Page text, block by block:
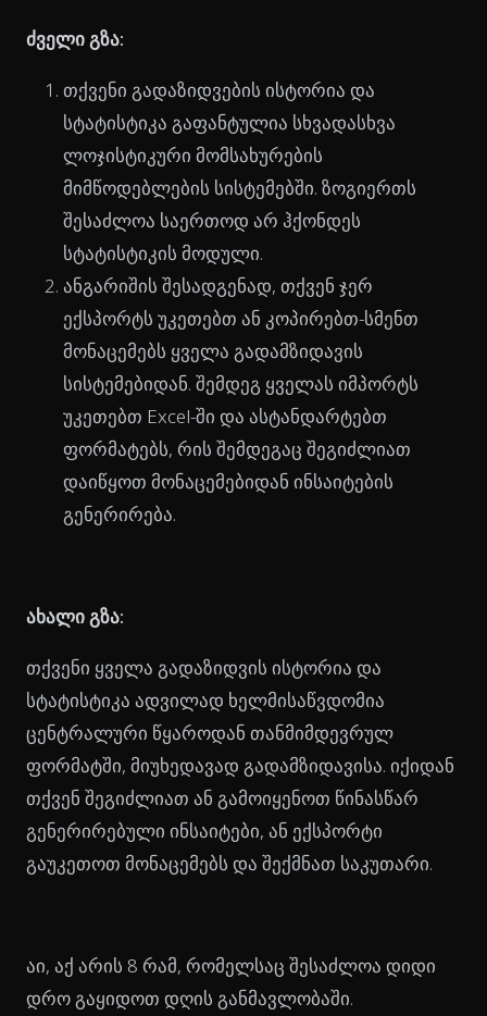
ძველი გზა:
თქვენი გადაზიდვების ისტორია და
სტატისტიკა გაფანტულია სხვადასხვა
ლოჯისტიკური მომსახურების
მიმწოდებლების სისტემებში. ზოგიერთს
შესაძლოა საერთოდ არ ჰქონდეს
სტატისტიკის მოდული.
ანგარიშის შესადგენად, თქვენ ჯერ
ექსპორტს უკეთებთ ან კოპირებთ-სმენთ
მონაცემებს ყველა გადამზიდავის
სისტემებიდან. შემდეგ ყველას იმპორტს
უკეთებთ Excel-ში და ასტანდარტებთ
ფორმატებს, რის შემდეგაც შეგიძლიათ
დაიწყოთ მონაცემებიდან ინსაიტების
გენერირება.
ახალი გზა:
თქვენი ყველა გადაზიდვის ისტორია და
სტატისტიკა ადვილად ხელმისაწვდომია
ცენტრალური წყაროდან თანმიმდევრულ
ფორმატში, მიუხედავად გადამზიდავისა. იქიდან
თქვენ შეგიძლიათ ან გამოიყენოთ წინასწარ
გენერირებული ინსაიტები, ან ექსპორტი
გაუკეთოთ მონაცემებს და შექმნათ საკუთარი.
აი, აქ არის 8 რამ, რომელსაც შესაძლოა დიდი
დრო გაყიდოთ დღის განმავლობაში.